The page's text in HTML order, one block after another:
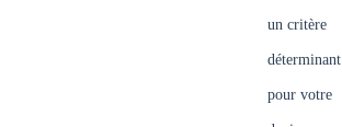
un critère
déterminant
pour votre